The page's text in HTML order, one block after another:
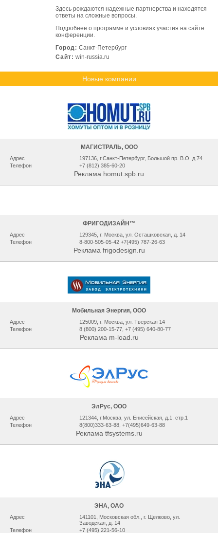
Здесь рождаются надежные партнерства и находятся
ответы на сложные вопросы.
Подробнее о программе и условиях участия на сайте
конференции.
Город: Санкт-Петербург
Сайт: win-russia.ru
Новые компании
МАГИСТРАЛЬ, ООО
Адрес
197136, г.Санкт-Петербург, Большой пр. В.О. д.74
Телефон
+7 (812) 385-60-20
Реклама homut.spb.ru
ФРИГОДИЗАЙН™
Адрес
129345, г. Москва, ул. Осташковская, д. 14
Телефон
8-800-505-05-42 +7(495) 787-26-63
Реклама frigodesign.ru
Мобильная Энергия, ООО
Адрес
125009, г. Москва, ул. Тверская 14
Телефон
8 (800) 200-15-77, +7 (495) 640-80-77
Реклама m-load.ru
ЭлРус, ООО
Адрес
121344, г.Москва, ул. Енисейская, д.1, стр.1
Телефон
8(800)333-63-88, +7(495)649-63-88
Реклама tfsystems.ru
ЭНА, ОАО
Адрес
141101, Московская обл., г. Щелково, ул.
Заводская, д. 14
Телефон
+7 (495) 221-56-10